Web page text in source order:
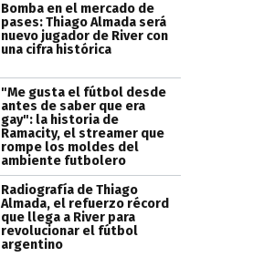
Bomba en el mercado de
pases: Thiago Almada será
nuevo jugador de River con
una cifra histórica
"Me gusta el fútbol desde
antes de saber que era
gay": la historia de
Ramacity, el streamer que
rompe los moldes del
ambiente futbolero
Radiografía de Thiago
Almada, el refuerzo récord
que llega a River para
revolucionar el fútbol
argentino